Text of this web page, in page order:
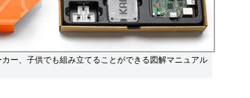
ー、子供でも組み立てることができる図解マニュアル